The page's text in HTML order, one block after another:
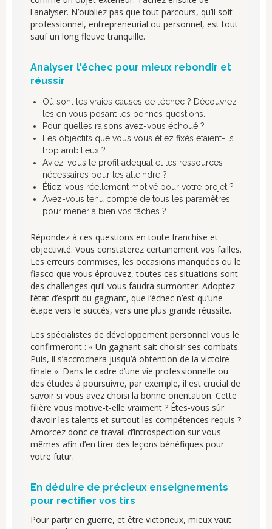
l'analyser. N’oubliez pas que tout parcours, qu’il soit
professionnel, entrepreneurial ou personnel, est tout
sauf un long fleuve tranquille.
Analyser l'échec pour mieux rebondir et
réussir
Où sont les vraies causes de l’échec ? Découvrez-
les en vous posant les bonnes questions.
Pour quelles raisons avez-vous échoué ?
Les objectifs que vous vous étiez fixés étaient-ils
trop ambitieux ?
Aviez-vous le profil adéquat et les ressources
nécessaires pour les atteindre ?
Étiez-vous réellement motivé pour votre projet ?
Avez-vous tenu compte de tous les paramètres
pour mener à bien vos tâches ?
Répondez à ces questions en toute franchise et
objectivité. Vous constaterez certainement vos failles.
Les erreurs commises, les occasions manquées ou le
fiasco que vous éprouvez, toutes ces situations sont
des challenges qu’il vous faudra surmonter. Adoptez
l’état d’esprit du gagnant, que l’échec n’est qu’une
étape vers le succès, vers une plus grande réussite.
Les spécialistes de développement personnel vous le
confirmeront : « Un gagnant sait choisir ses combats.
Puis, il s’accrochera jusqu’à obtention de la victoire
finale ». Dans le cadre d’une vie professionnelle ou
des études à poursuivre, par exemple, il est crucial de
savoir si vous avez choisi la bonne orientation. Cette
filière vous motive-t-elle vraiment ? Êtes-vous sûr
d’avoir les talents et surtout les compétences requis ?
Amorcez donc ce travail d’introspection sur vous-
mêmes afin d’en tirer des leçons bénéfiques pour
votre futur.
En déduire de précieux enseignements
pour rectifier vos tirs
Pour partir en guerre, et être victorieux, mieux vaut